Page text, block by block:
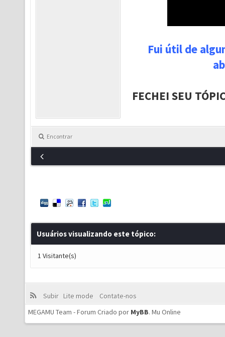
Fui útil de
FECHEI SEU
Encontrar
Usuários visualizando este tópico:
1 Visitante(s)
Subir Lite mode
Contate-nos
MEGAMU Team - Forum Criado por MyBB. Mu Online